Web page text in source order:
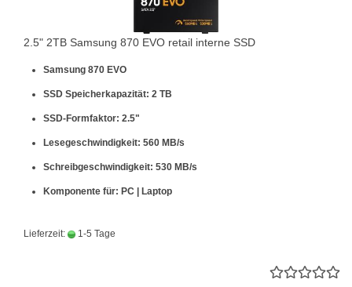
2.5" 2TB Samsung 870 EVO retail interne SSD
Samsung 870 EVO
SSD Speicherkapazität: 2 TB
SSD-Formfaktor: 2.5"
Lesegeschwindigkeit: 560 MB/s
Schreibgeschwindigkeit: 530 MB/s
Komponente für: PC | Laptop
Lieferzeit: 1-5 Tage